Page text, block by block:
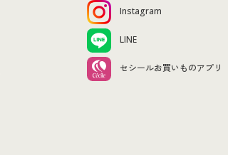
Instagram
LINE
セシールお買いものアプリ